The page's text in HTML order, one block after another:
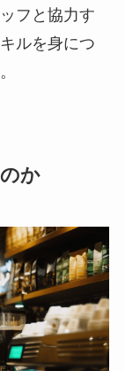
フと協力す
ルを身につ
か